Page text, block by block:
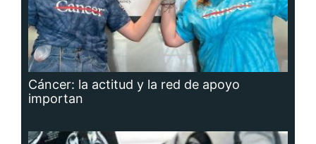
Cáncer: la actitud y la red de apoyo
importan